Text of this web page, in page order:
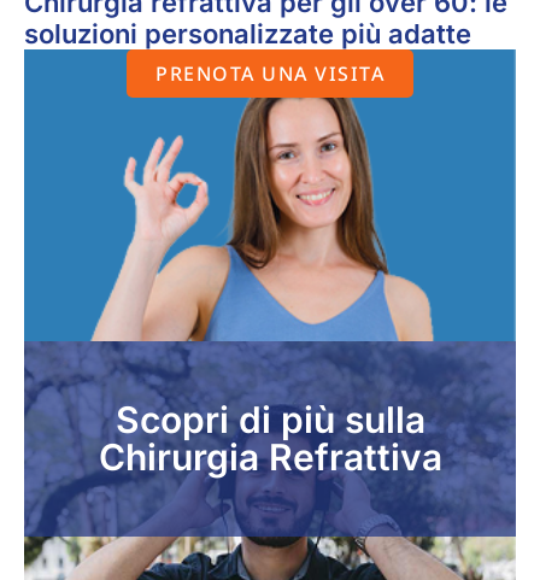
soluzioni personalizzate più adatte
PRENOTA UNA VISITA
Scopri di più sulla
Chirurgia Refrattiva